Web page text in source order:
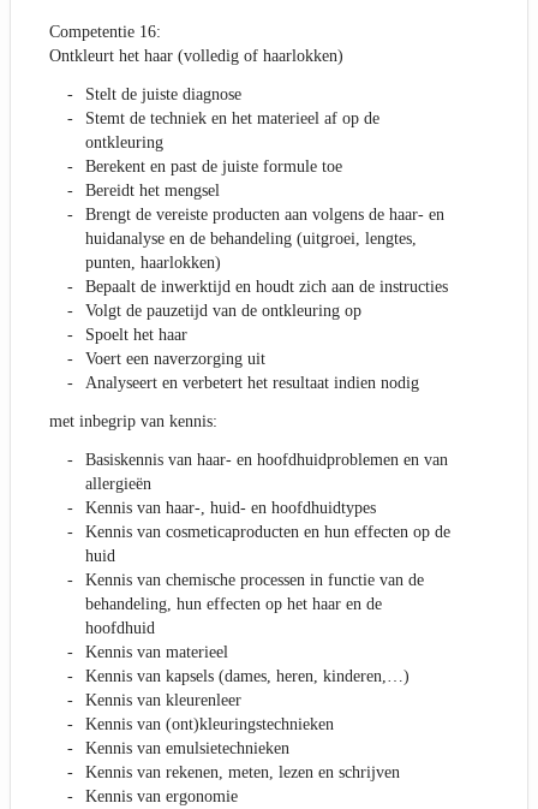
Competentie 16:
Ontkleurt het haar (volledig of haarlokken)
Stelt de juiste diagnose
Stemt de techniek en het materieel af op de
ontkleuring
Berekent en past de juiste formule toe
Bereidt het mengsel
Brengt de vereiste producten aan volgens de haar- en
huidanalyse en de behandeling (uitgroei, lengtes,
punten, haarlokken)
Bepaalt de inwerktijd en houdt zich aan de instructies
Volgt de pauzetijd van de ontkleuring op
Spoelt het haar
Voert een naverzorging uit
Analyseert en verbetert het resultaat indien nodig
met inbegrip van kennis:
Basiskennis van haar- en hoofdhuidproblemen en van
allergieën
Kennis van haar-, huid- en hoofdhuidtypes
Kennis van cosmeticaproducten en hun effecten op de
huid
Kennis van chemische processen in functie van de
behandeling, hun effecten op het haar en de
hoofdhuid
Kennis van materieel
Kennis van kapsels (dames, heren, kinderen,…)
Kennis van kleurenleer
Kennis van (ont)kleuringstechnieken
Kennis van emulsietechnieken
Kennis van rekenen, meten, lezen en schrijven
Kennis van ergonomie